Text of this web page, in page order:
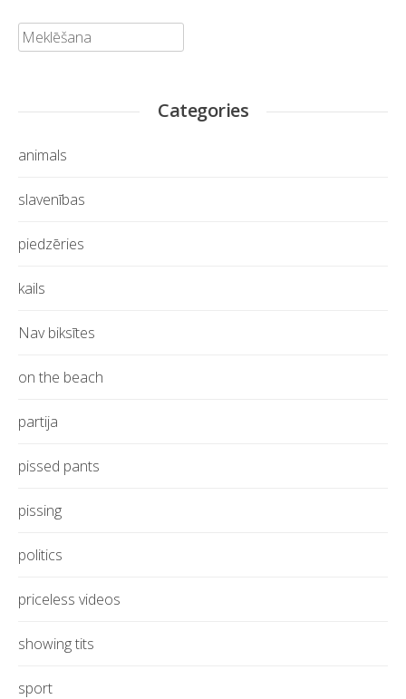
Meklēt:
Categories
animals
slavenības
piedzēries
kails
Nav biksītes
on the beach
partija
pissed pants
pissing
politics
priceless videos
showing tits
sport